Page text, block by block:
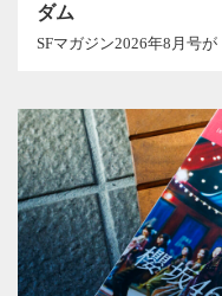
ダム
SFマガジン2026年8月号